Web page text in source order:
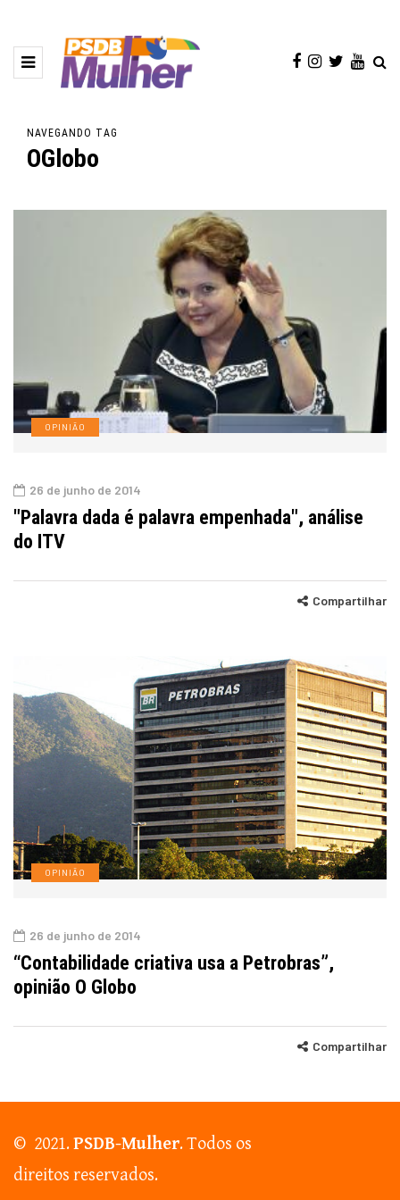
NAVEGANDO TAG
OGlobo
OPINIÃO
26 de junho de 2014
"Palavra dada é palavra empenhada", análise
do ITV
Compartilhar
OPINIÃO
26 de junho de 2014
“Contabilidade criativa usa a Petrobras”,
opinião O Globo
Compartilhar
© 2021.PSDB-Mulher. Todos os
direitos reservados.